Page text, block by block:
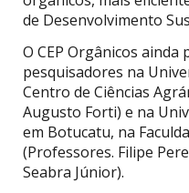
de Desenvolvimento
O CEP Orgânicos
pesquisadores na
Centro de Ciências
Augusto Forti) e na
em Botucatu, na
(Professores. Filipe
Seabra Júnior).